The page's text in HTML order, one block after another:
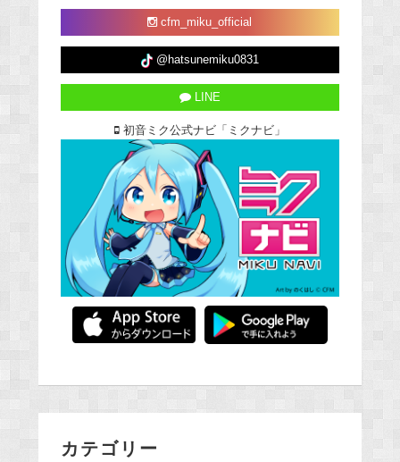
cfm_miku_official
@hatsunemiku0831
LINE
初音ミク公式ナビ「ミクナビ」
カテゴリー